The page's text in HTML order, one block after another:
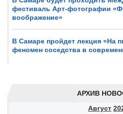
фестиваль Арт-фотографии
воображение»
В Самаре пройдет лекция «На
феномен соседства в
АРХИВ
Август